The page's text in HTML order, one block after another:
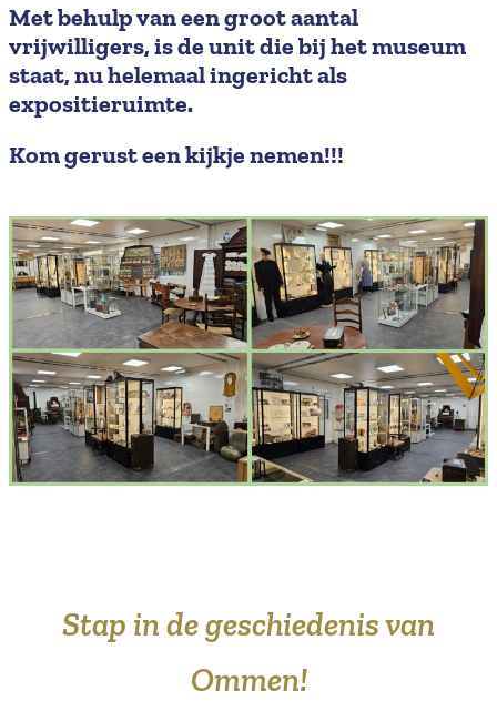
Met behulp van een groot aantal
vrijwilligers, is de unit die bij het museum
staat, nu helemaal ingericht als
expositieruimte.
Kom gerust een kijkje nemen!!!
Stap in de geschiedenis van
Ommen!